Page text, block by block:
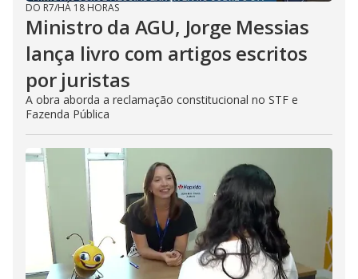
DO R7/HÁ 18 HORAS
Ministro da AGU, Jorge Messias
lança livro com artigos escritos
por juristas
A obra aborda a reclamação constitucional no STF e
Fazenda Pública